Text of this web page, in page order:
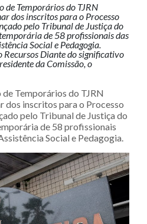
de Temporários do TJRN
dos inscritos para o Processo
pelo Tribunal de Justiça do
de 58 profissionais das
Social e Pedagogia.
Recursos Diante do significativo
da Comissão, o
Temporários do TJRN
dos inscritos para o Processo
pelo Tribunal de Justiça do
de 58 profissionais
Social e Pedagogia.